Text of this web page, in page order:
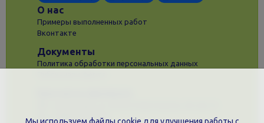
О нас
Примеры выполненных работ
Вконтакте
Документы
Политика обработки персональных данных
+7 (861)202-09-02